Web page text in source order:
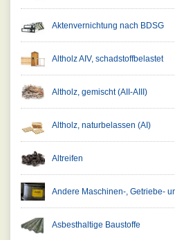
Aktenvernichtung nach BDSG
Altholz AIV, schadstoffbelastet
Altholz, gemischt (AII-AIII)
Altholz, naturbelassen (AI)
Altreifen
Andere Maschinen-, Getriebe-
Asbesthaltige Baustoffe